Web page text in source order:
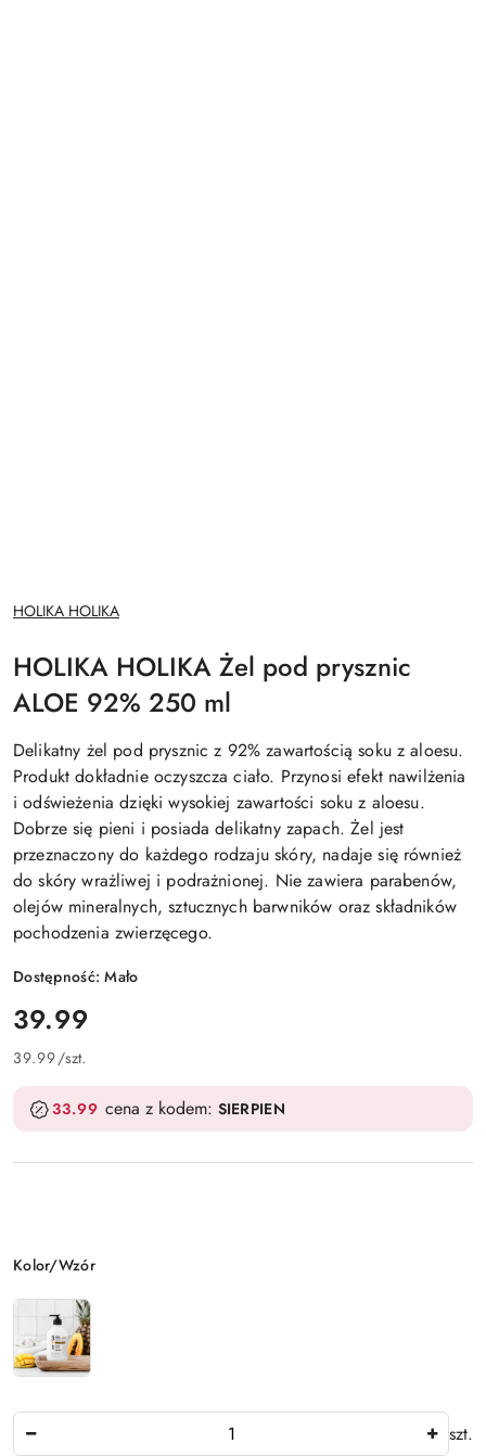
NAZWA
PRODUCENTA:
HOLIKA HOLIKA
HOLIKA HOLIKA Żel pod prysznic
ALOE 92% 250 ml
Delikatny żel pod prysznic z 92% zawartością soku z aloesu.
Produkt dokładnie oczyszcza ciało. Przynosi efekt nawilżenia
i odświeżenia dzięki wysokiej zawartości soku z aloesu.
Dobrze się pieni i posiada delikatny zapach. Żel jest
przeznaczony do każdego rodzaju skóry, nadaje się również
do skóry wrażliwej i podrażnionej. Nie zawiera parabenów,
olejów mineralnych, sztucznych barwników oraz składników
pochodzenia zwierzęcego.
Dostępność:Mało
cena:
39.99
39.99/szt.
33.99 cena z kodem: SIERPIEN
Wariant
Kolor/Wzór
szt.